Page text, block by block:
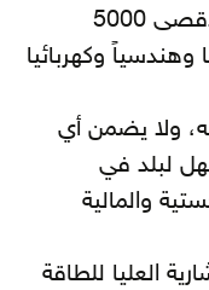
للربط على شبكة صغيرة حملها الأقصى 5000
وكهربائيا
ولا يضمن أي
لبلد في
والمالية
العليا للطاقة